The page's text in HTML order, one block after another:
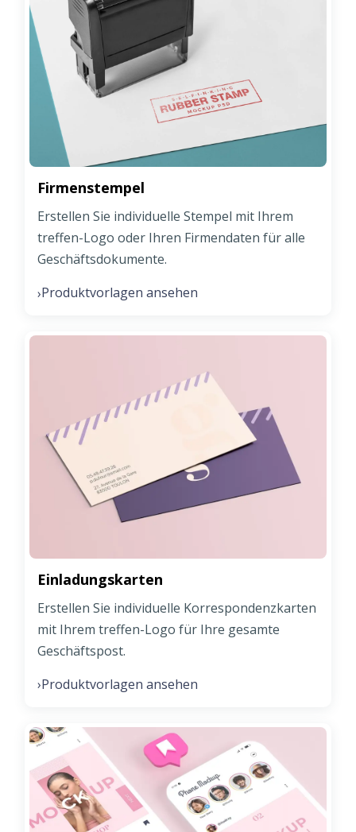
Firmenstempel
Erstellen Sie individuelle Stempel mit Ihrem
treffen-Logo oder Ihren Firmendaten für alle
Geschäftsdokumente.
›Produktvorlagen ansehen
Einladungskarten
Erstellen Sie individuelle Korrespondenzkarten
mit Ihrem treffen-Logo für Ihre gesamte
Geschäftspost.
›Produktvorlagen ansehen